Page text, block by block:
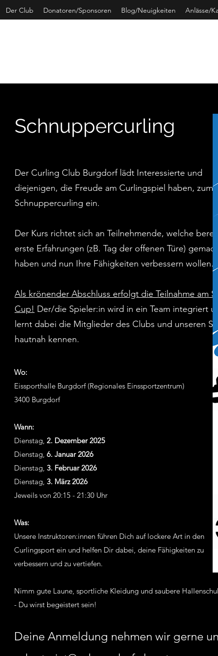
Der Club Donatoren/Sponsoren Blog/Neuigkeiten Anlässe/
Schnuppercurling
Der Curling Club Burgdorf lädt Interessierte und
diejenigen, die Freude am Curlingspiel haben, zum
Schnuppercurling ein.
Der Kurs richtet sich an Teilnehmende, welche
erste Erfahrungen (zB. Tag der offenen Türe)
haben und nun Ihre Fähigkeiten verbessern wollen.
Als krönender Abschluss erfolgt die Teilnahme am
Cup! Der/die Spieler:in wird in ein Team integriert
lernt dabei die Mitglieder des Clubs und unseren
hautnah kennen.
Wo:
Eissporthalle Burgdorf (Regionales Einssportzentrum)
3400 Burgdorf
Wann:
Dienstag, 2. Dezember2025
Dienstag, 6. Januar 2026
Dienstag, 3. Februar 2026
Dienstag, 3. März 2026
Jeweils von 20:15 - 21:30 Uhr
Was:
Unsere Instruktoren:innen führen Dich auf lockere Art in den
Curlingsport ein und helfen Dir dabei, deine Fähigkeiten zu
verbessern und zu vertiefen.
Nimm gute Laune, sportliche Kleidung und saubere
- Du wirst begeistert sein!
Deine Anmeldung nehmen wir gerne